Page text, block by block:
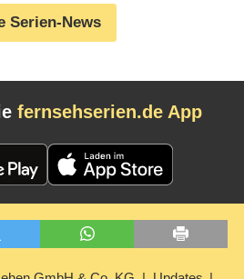
Serien-News
fernsehserien.de App